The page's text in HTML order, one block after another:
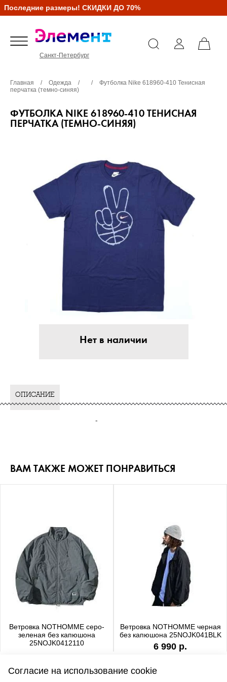
Последние размеры! СКИДКИ ДО 70%
Санкт-Петербург
Главная / Одежда / /
Футболка Nike 618960-410 Тенисная
перчатка (темно-синяя)
ФУТБОЛКА NIKE 618960-410 ТЕНИСНАЯ
ПЕРЧАТКА (ТЕМНО-СИНЯЯ)
Нет в наличии
ОПИСАНИЕ
-
ВАМ ТАКЖЕ МОЖЕТ ПОНРАВИТЬСЯ
Ветровка NOTHOMME серо-
зеленая без капюшона
25NOJK0412110
Ветровка NOTHOMME черная
без капюшона 25NOJK041BLK
6 990 р.
Согласие на использование cookie